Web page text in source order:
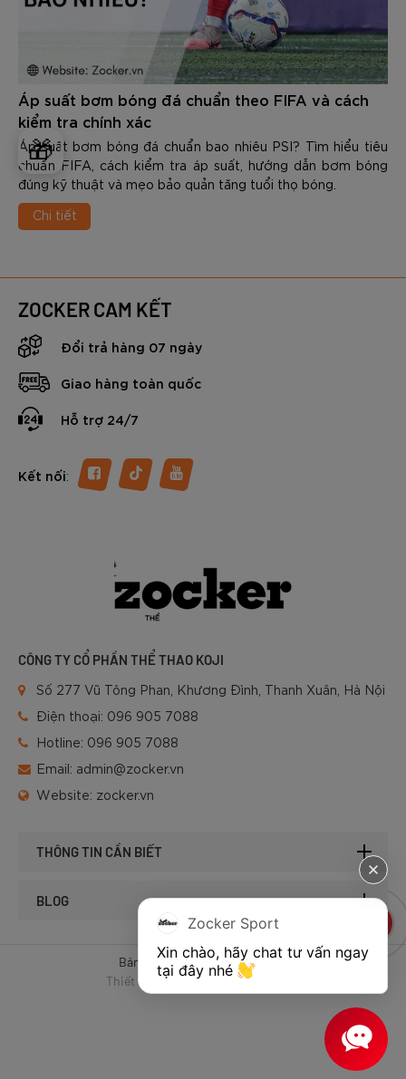
🎁
Áp suất bơm bóng đá chuẩn theo FIFA và cách
kiểm tra chính xác
Áp suất bơm bóng đá chuẩn bao nhiêu PSI? Tìm hiểu tiêu
chuẩn FIFA, cách kiểm tra áp suất, hướng dẫn bơm bóng
đúng kỹ thuật và mẹo bảo quản tăng tuổi thọ bóng.
Chi tiết
ZOCKER CAM KẾT
Đổi trả hàng 07 ngày
Giao hàng toàn quốc
Hỗ trợ 24/7
Kết nối:
CÔNG TY CỔ PHẦN THỂ THAO KOJI
Số 277 Vũ Tông Phan, Khương Đình, Thanh Xuân, Hà Nội
Điện thoại: 096 905 7088
Hotline: 096 905 7088
Email: admin@zocker.vn
Website: zocker.vn
THÔNG TIN CẦN BIẾT
BLOG
Bản quyền © 2025 của Zocker.
Thiết kế website & SEO - Tất Thành
Zocker Sport
Xin chào, hãy chat tư vấn ngay
tại đây nhé